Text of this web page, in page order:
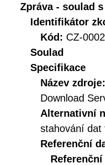
Zpráva - soulad s
Identifikátor
Kód: CZ-
Soulad
Specifikace
Název zdroje:
Download
Alternativní
stahování dat
Referenční